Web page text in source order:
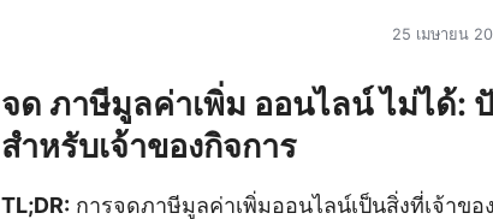
25 เมษายน
จด ภาษีมูลค่าเพิ่ม ออนไลน์ ไม่ได้:
สำหรับเจ้าของกิจการ
TL;DR: การจดภาษีมูลค่าเพิ่มออนไลน์เป็นสิ่งที่เจ้า